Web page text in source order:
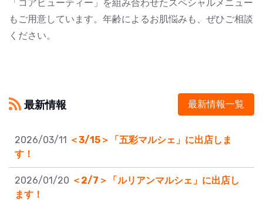
「コアビューティー」を組み合わせたスペシャルメニュー
もご用意しています。年齢によるお肌悩みも、ぜひご相談
ください。
最新情報 最新情報一覧
2026/03/11 ＜3/15＞「五彩マルシェ」に出店しま
す！
2026/01/20 ＜2/7＞「ルリアンマルシェ」に出店し
ます！